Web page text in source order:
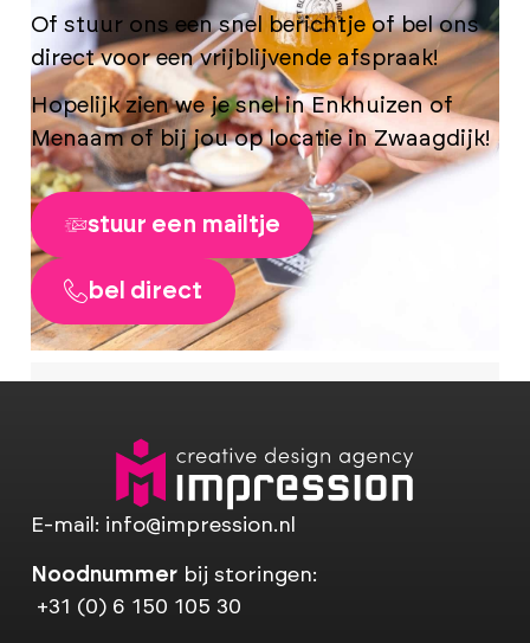
Of stuur ons een snel berichtje of bel ons
direct voor een vrijblijvende afspraak!
Hopelijk zien we je snel in Enkhuizen of
Menaam of bij jou op locatie in Zwaagdijk!
stuur een mailtje
bel direct
E-mail: info@impression.nl
Noodnummerbij storingen:
+31 (0) 6 150 105 30